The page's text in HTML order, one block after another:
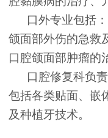
口外专业包括：
颌面部外伤的急救
口腔颌面部肿瘤的
口腔修复科负责
包括各类贴面、嵌
及种植牙技术。